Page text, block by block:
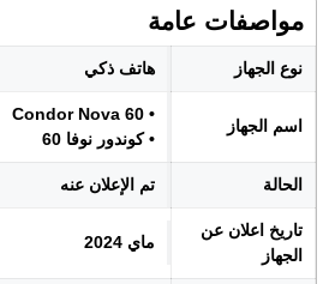
مواصفات عامة
نوع الجهاز هاتف ذكي
اسم الجهاز
• Condor Nova 60
• كوندور نوفا 60
الحالة تم الإعلان عنه
تاريخ اعلان عن
الجهاز
ماي 2024